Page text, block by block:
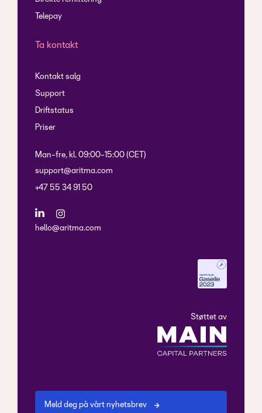
Telepay
Ta kontakt
Kontakt salg
Support
Driftstatus
Priser
Man-fre, kl. 09:00-15:00 (CET)
support@aritma.com
+47 55 34 91 50
hello@aritma.com
Støttet av
Meld deg på vårt nyhetsbrev